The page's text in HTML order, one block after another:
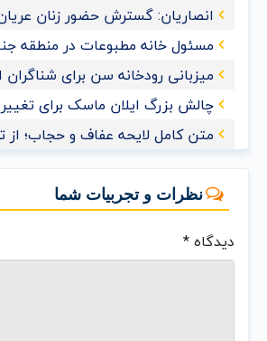
انصاریان: گسترش حضور زنان
مسئول خانه مطبوعات در
میزبانی رودخانه سن برای شناگران
چالش بزرگ ایلان ماسک برای تغییر
متن کامل لایحه عفاف و حجاب؛ از
نظرات و تجربیات شما
دیدگاه*